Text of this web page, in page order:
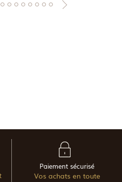
Paiement sécurisé
Vos achats en toute